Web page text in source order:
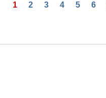
1 2 3 4 5 6